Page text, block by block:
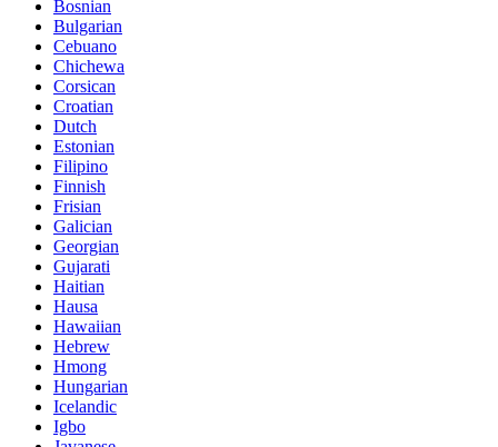
Bosnian
Bulgarian
Cebuano
Chichewa
Corsican
Croatian
Dutch
Estonian
Filipino
Finnish
Frisian
Galician
Georgian
Gujarati
Haitian
Hausa
Hawaiian
Hebrew
Hmong
Hungarian
Icelandic
Igbo